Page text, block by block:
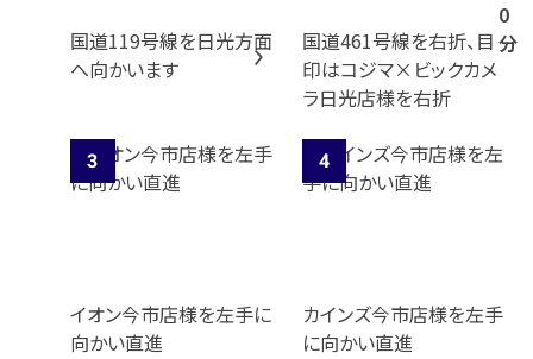
0
分
国道119号線を日光方面
へ向かいます
国道461号線を右折、目
印はコジマ×ビックカメ
ラ日光店様を右折
イオン今市店様を左手に
向かい直進
カインズ今市店様を左手
に向かい直進